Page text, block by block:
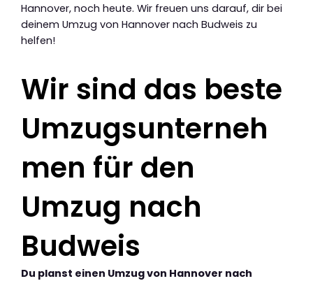
Hannover, noch heute. Wir freuen uns darauf, dir bei
deinem Umzug von Hannover nach Budweis zu
helfen!
Wir sind das beste
Umzugsunterneh
men für den
Umzug nach
Budweis
Du planst einen Umzug von Hannover nach